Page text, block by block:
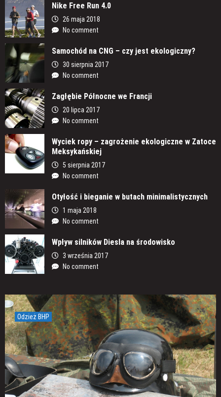
Nike Free Run 4.0
26 maja 2018
No comment
Samochód na CNG – czy jest ekologiczny?
30 sierpnia 2017
No comment
Zagłębie Północne we Francji
20 lipca 2017
No comment
Wyciek ropy – zagrożenie ekologiczne w Zatoce
Meksykańskiej
5 sierpnia 2017
No comment
Otyłość i bieganie w butach minimalistycznych
1 maja 2018
No comment
Wpływ silników Diesla na środowisko
3 września 2017
No comment
Odzież BHP